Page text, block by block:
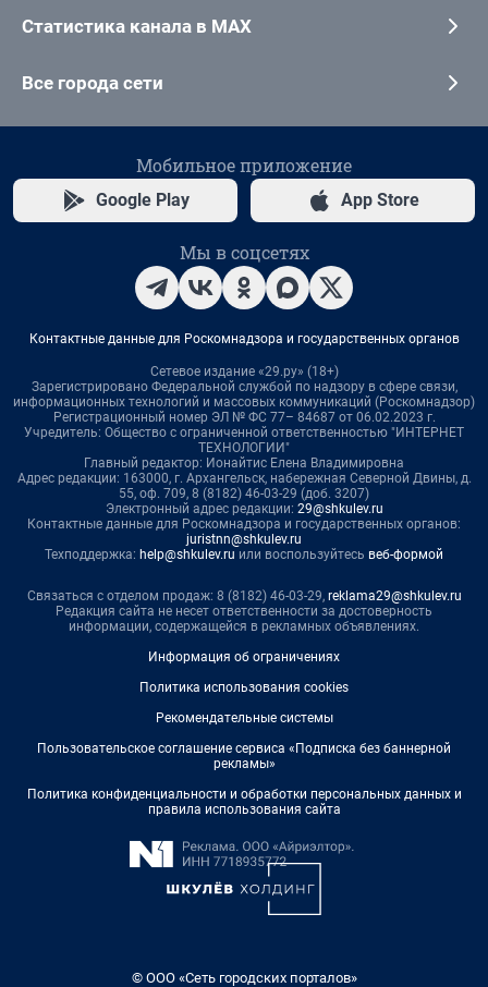
Статистика канала в MAX
Все города сети
Мобильное приложение
Google Play App Store
Мы в соцсетях
Контактные данные для Роскомнадзора и государственных органов
Сетевое издание «29.ру» (18+)
Зарегистрировано Федеральной службой по надзору в сфере связи,
информационных технологий и массовых коммуникаций (Роскомнадзор)
Регистрационный номер ЭЛ № ФС 77– 84687 от 06.02.2023 г.
Учредитель: Общество с ограниченной ответственностью "ИНТЕРНЕТ
ТЕХНОЛОГИИ"
Главный редактор: Ионайтис Елена Владимировна
Адрес редакции: 163000, г. Архангельск, набережная Северной Двины, д.
55, оф. 709, 8 (8182) 46-03-29 (доб. 3207)
Электронный адрес редакции: 29@shkulev.ru
Контактные данные для Роскомнадзора и государственных органов:
juristnn@shkulev.ru
Техподдержка: help@shkulev.ru или воспользуйтесь веб-формой
Связаться с отделом продаж: 8 (8182) 46-03-29, reklama29@shkulev.ru
Редакция сайта не несет ответственности за достоверность
информации, содержащейся в рекламных объявлениях.
Информация об ограничениях
Политика использования cookies
Рекомендательные системы
Пользовательское соглашение сервиса «Подписка без баннерной
рекламы»
Политика конфиденциальности и обработки персональных данных и
правила использования сайта
© ООО «Сеть городских порталов»